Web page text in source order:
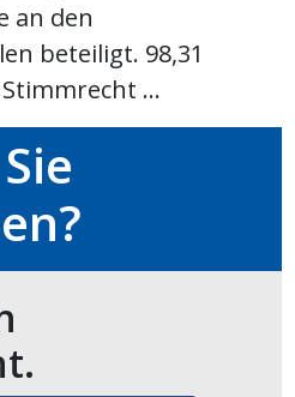
an den
beteiligt. 98,31
...